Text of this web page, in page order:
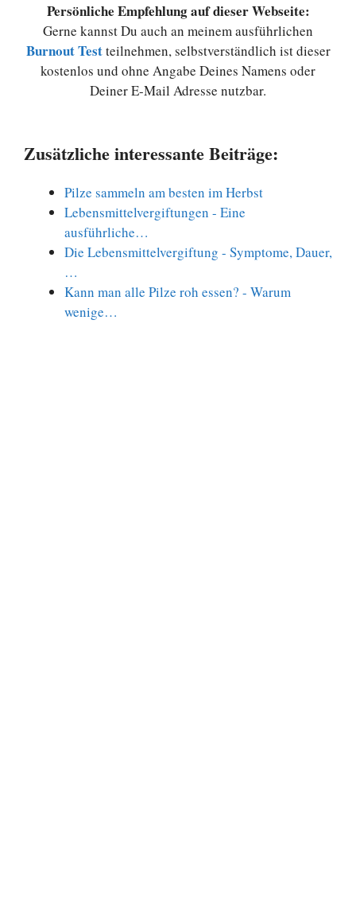
Persönliche Empfehlung auf dieser Webseite:
Gerne kannst Du auch an meinem ausführlichen
Burnout Testteilnehmen, selbstverständlich ist dieser
kostenlos und ohne Angabe Deines Namens oder
Deiner E-Mail Adresse nutzbar.
Zusätzliche interessante Beiträge:
Pilze sammeln am besten im Herbst
Lebensmittelvergiftungen - Eine
ausführliche…
Die Lebensmittelvergiftung - Symptome, Dauer,
…
Kann man alle Pilze roh essen? - Warum
wenige…